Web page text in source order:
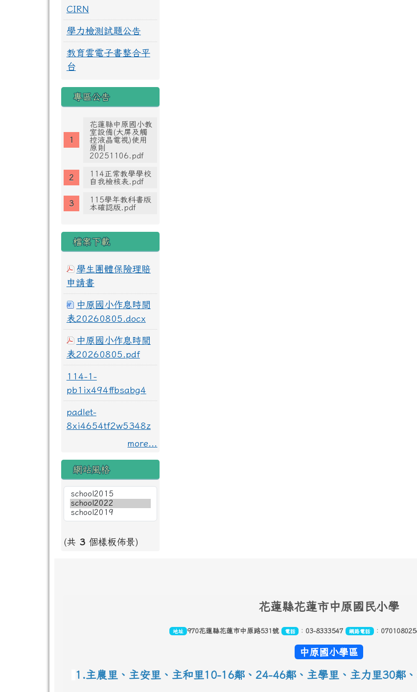
CIRN
學力檢測試題公告
教育雲電子書整合平
台
專區公告
花蓮縣中原國小教
室設備(大屏及觸
控液晶電視)使用
原則
20251106.pdf
114正常教學學校
自我檢核表.pdf
115學年教科書版
本確認版.pdf
檔案下載
學生團體保險理賠
申請書
中原國小作息時間
表20260805.docx
中原國小作息時間
表20260805.pdf
114-1-
pb1ix494ffbsabg4
padlet-
8xi4654tf2w5348z
more...
網站風格
(共 3個樣板佈景)
花蓮縣花蓮市中原國民小學
地址 970花蓮縣花蓮市中原路531號 電話 ： 03-8333547 網路電話 ：
中原國小學區
1.主農里、主安里、主和里10-16鄰、 24-46鄰、主學里、主力里30鄰、